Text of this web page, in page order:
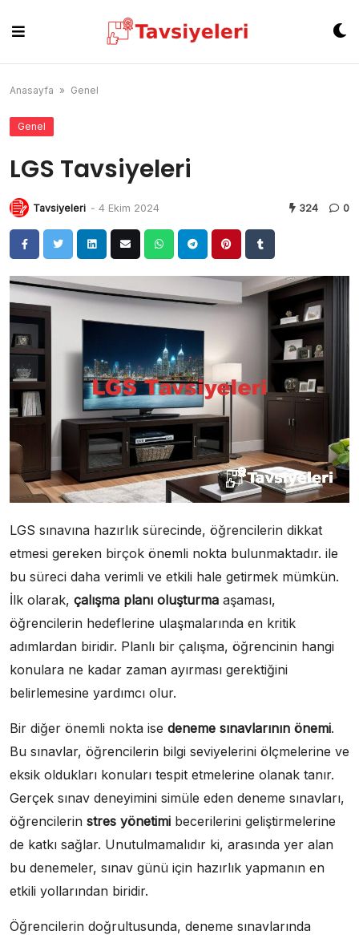
content
Anasayfa » Genel
Genel
LGS Tavsiyeleri
Tavsiyeleri - 4 Ekim 2024 324 0
LGS sınavına hazırlık sürecinde, öğrencilerin dikkat
etmesi gereken birçok önemli nokta bulunmaktadır. ile
bu süreci daha verimli ve etkili hale getirmek mümkün.
İlk olarak, çalışma planı oluşturma aşaması,
öğrencilerin hedeflerine ulaşmalarında en kritik
adımlardan biridir. Planlı bir çalışma, öğrencinin hangi
konulara ne kadar zaman ayırması gerektiğini
belirlemesine yardımcı olur.
Bir diğer önemli nokta ise deneme sınavlarının önemi.
Bu sınavlar, öğrencilerin bilgi seviyelerini ölçmelerine ve
eksik oldukları konuları tespit etmelerine olanak tanır.
Gerçek sınav deneyimini simüle eden deneme sınavları,
öğrencilerin stres yönetimi becerilerini geliştirmelerine
de katkı sağlar. Unutulmamalıdır ki, arasında yer alan
bu denemeler, sınav günü için hazırlık yapmanın en
etkili yollarından biridir.
Öğrencilerin doğrultusunda, deneme sınavlarında